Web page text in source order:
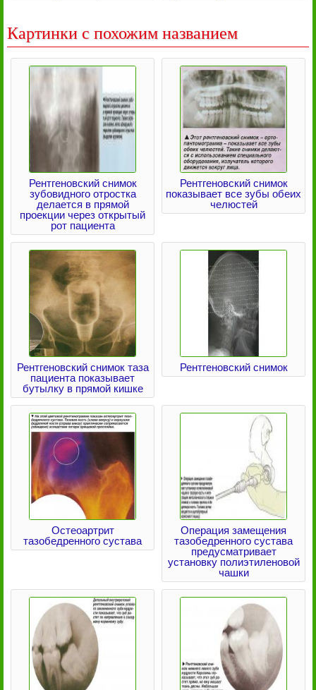
Картинки с похожим названием
Рентгеновский снимок
зубовидного отростка
делается в прямой
проекции через открытый
рот пациента
Рентгеновский снимок
показывает все зубы обеих
челюстей
Рентгеновский снимок таза
пациента показывает
бутылку в прямой кишке
Рентгеновский снимок
Остеоартрит
тазобедренного сустава
Операция замещения
тазобедренного сустава
предусматривает
установку полиэтиленовой
чашки